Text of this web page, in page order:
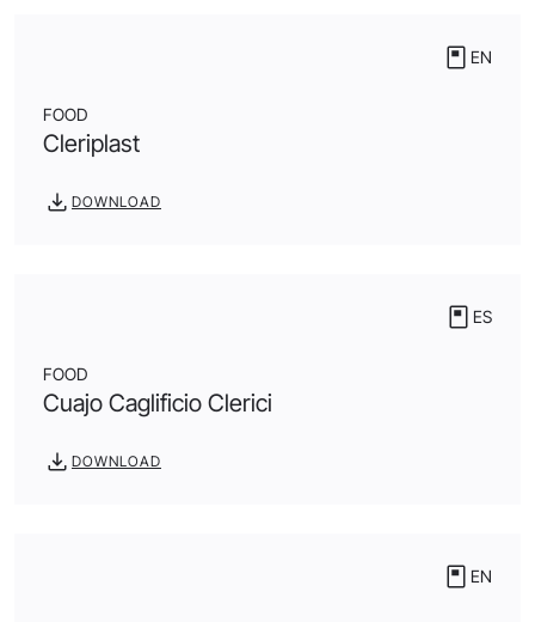
EN
FOOD
Cleriplast
DOWNLOAD
ES
FOOD
Cuajo Caglificio Clerici
DOWNLOAD
EN